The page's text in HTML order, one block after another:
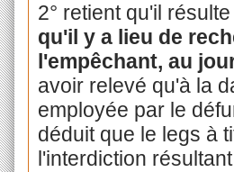
2° retient qu'il
qu'il y a lieu de
l'empêchant, au
avoir relevé qu'à la
employée par le
déduit que le legs à
l'interdiction